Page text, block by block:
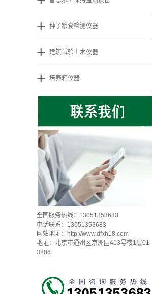
+ 种子粮食检测仪器
+ 建筑试验土木仪器
+ 培养箱仪器
全国服务热线：13051353683
电话联系：13051353683
网站地址：
http://www.dfxh18.com
地址：北京市通州区京洲园413号楼1层01-
3206